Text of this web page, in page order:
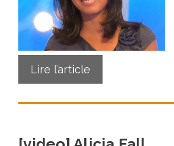
Lire l’article